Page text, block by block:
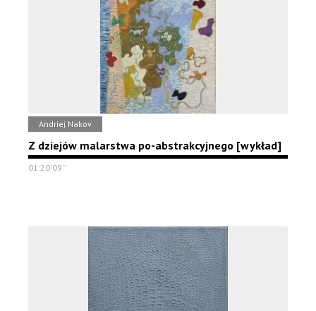
Andriej Nakov
Z dziejów malarstwa po-abstrakcyjnego [wykład]
01:20'09''